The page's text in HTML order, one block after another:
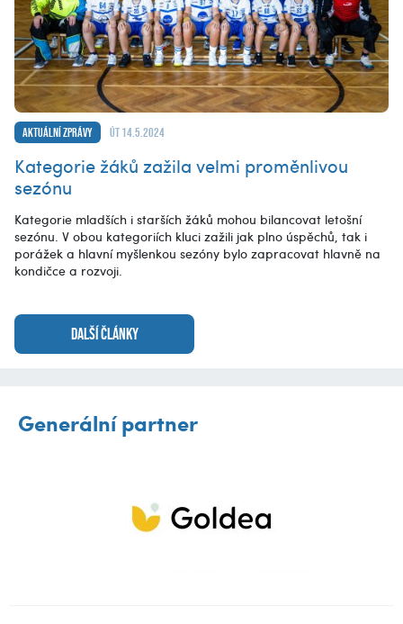
Aktuální zprávy út 14.5.2024
Kategorie žáků zažila velmi proměnlivou
sezónu
Kategorie mladších i starších žáků mohou bilancovat letošní
sezónu. V obou kategoriích kluci zažili jak plno úspěchů, tak i
porážek a hlavní myšlenkou sezóny bylo zapracovat hlavně na
kondičce a rozvoji.
DALŠÍ ČLÁNKY
Generální partner